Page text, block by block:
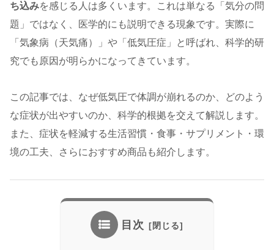
ち込みを感じる人は多くいます。これは単なる「気分の問
題」ではなく、医学的にも説明できる現象です。実際に
「気象病（天気痛）」や「低気圧症」と呼ばれ、科学的研
究でも原因が明らかになってきています。
この記事では、なぜ低気圧で体調が崩れるのか、どのよう
な症状が出やすいのか、科学的根拠を交えて解説します。
また、症状を軽減する生活習慣・食事・サプリメント・環
境の工夫、さらにおすすめ商品も紹介します。
目次